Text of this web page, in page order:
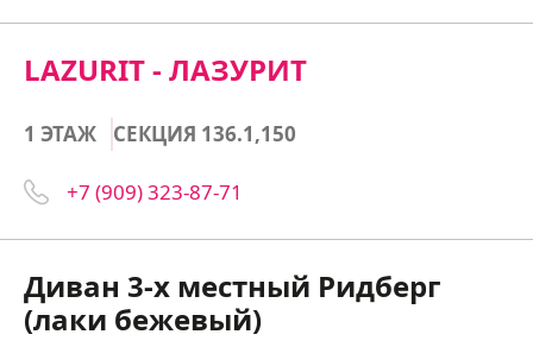
LAZURIT - ЛАЗУРИТ
1 ЭТАЖ СЕКЦИЯ 136.1,150
+7 (909) 323-87-71
Диван 3-х местный Ридберг
(лаки бежевый)